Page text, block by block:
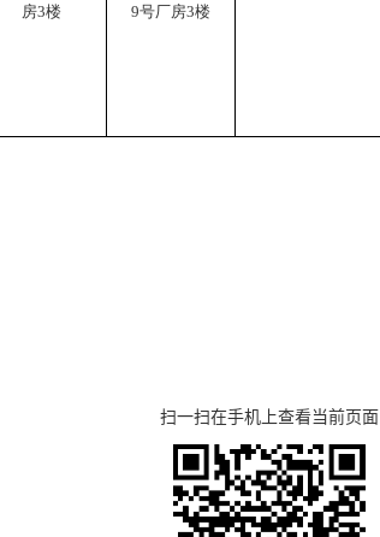
房3楼
9号厂房3楼
扫一扫在手机上查看当前页面